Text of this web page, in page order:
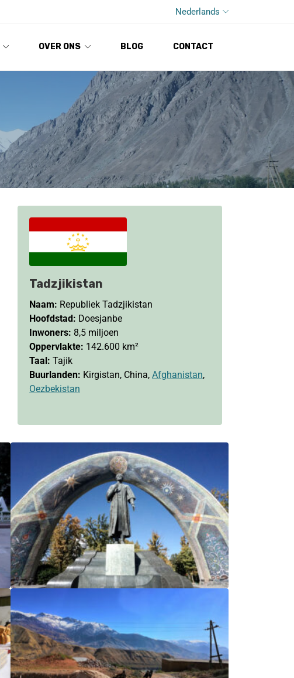
Nederlands
OVER ONS BLOG CONTACT
Tadzjikistan
Naam: Republiek Tadzjikistan
Hoofdstad: Doesjanbe
Inwoners: 8,5 miljoen
Oppervlakte: 142.600 km²
Taal: Tajik
Buurlanden: Kirgistan, China, Afghanistan,
Oezbekistan